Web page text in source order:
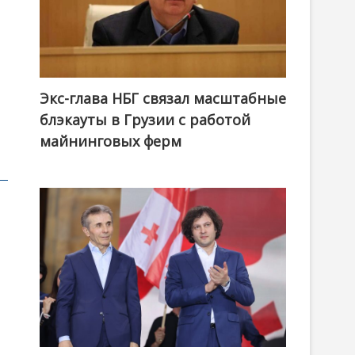
Экс-глава НБГ связал масштабные
блэкауты в Грузии с работой
майнинговых ферм